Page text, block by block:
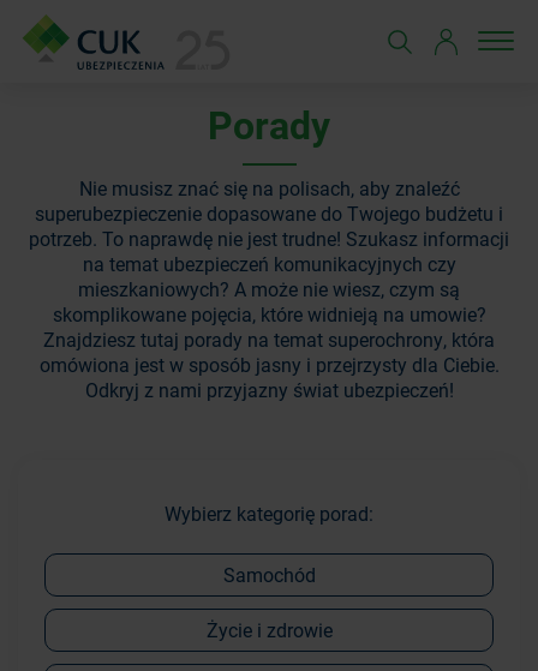
Porady
Nie musisz znać się na polisach, aby znaleźć
superubezpieczenie dopasowane do Twojego budżetu i
potrzeb. To naprawdę nie jest trudne! Szukasz informacji
na temat ubezpieczeń komunikacyjnych czy
mieszkaniowych? A może nie wiesz, czym są
skomplikowane pojęcia, które widnieją na umowie?
Znajdziesz tutaj porady na temat superochrony, która
omówiona jest w sposób jasny i przejrzysty dla Ciebie.
Odkryj z nami przyjazny świat ubezpieczeń!
Wybierz kategorię porad:
Samochód
Życie i zdrowie